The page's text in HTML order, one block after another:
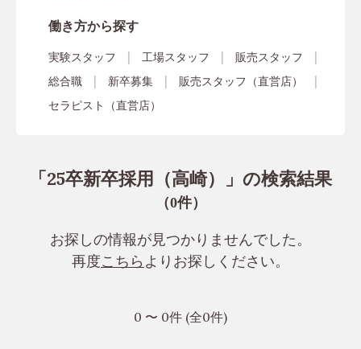
働き方から探す
実験スタッフ 工場スタッフ
販売スタッフ
総合職
新卒募集
販売スタッフ（直営店）
セラピスト（直営店）
「25卒新卒採用（高崎）」の検索結果
（0件）
お探しの情報が見つかりませんでした。
再度こちら よりお探しください。
0 〜 0件 (全0件)